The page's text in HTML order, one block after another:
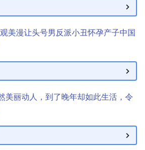
美漫让头号男反派小丑怀孕产子中国
美丽动人，到了晚年却如此生活，令